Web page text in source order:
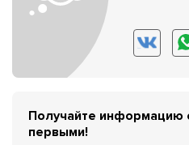
Получайте информацию
первыми!